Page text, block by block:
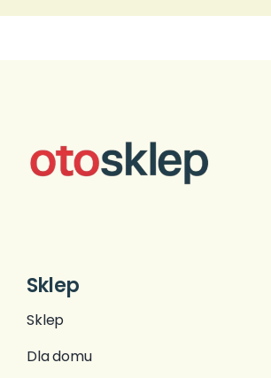
Sklep
Sklep
Dla domu